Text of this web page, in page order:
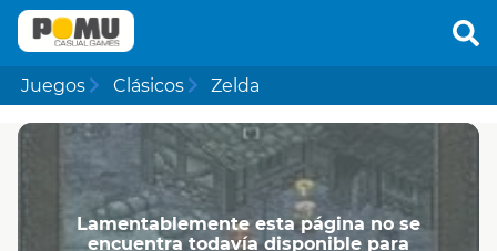
Juegos Clásicos Zelda
Lamentablemente esta página no se
encuentra todavía disponible para